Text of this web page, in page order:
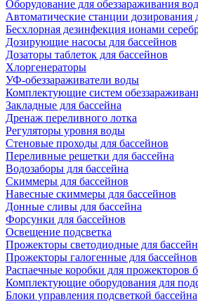
Оборудование для обеззараживания
Автоматические станции дозирования
Беcхлорная дезинфекция ионами
Дозирующие насосы для бассейнов
Дозаторы таблеток для бассейнов
Хлоргенераторы
УФ-обеззараживатели воды
Комплектующие систем
Закладные для бассейна
Дренаж переливного лотка
Регуляторы уровня воды
Стеновые проходы для бассейнов
Переливные решетки для бассейна
Водозаборы для бассейна
Скиммеры для бассейнов
Навесные скиммеры для бассейнов
Донные сливы для бассейна
Форсунки для бассейнов
Освещение подсветка
Прожекторы светодиодные для
Прожекторы галогенные для бассейнов
Распаечные коробки для прожекторов
Комплектующие оборудования для
Блоки управления подсветкой бассейна